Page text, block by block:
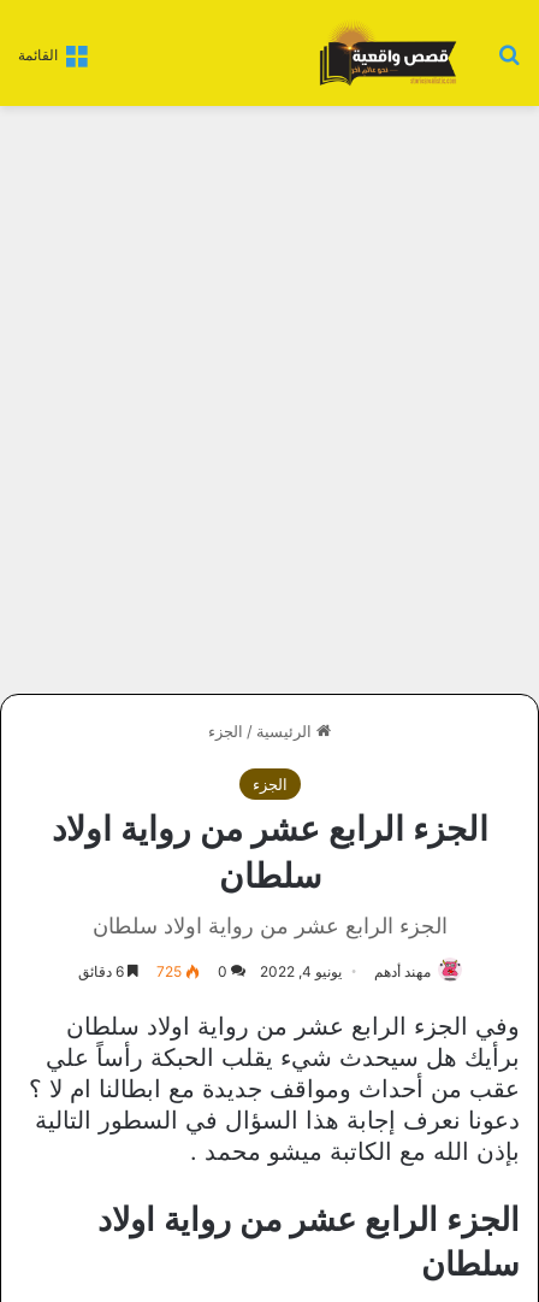
القائمة بحث عن
الرئيسية / الجزء
الجزء
الجزء الرابع عشر من رواية اولاد
سلطان
الجزء الرابع عشر من رواية اولاد سلطان
مهند أدهم يونيو 4, 2022 0
725 6 دقائق
وفي الجزء الرابع عشر من رواية اولاد سلطان
برأيك هل سيحدث شيء يقلب الحبكة رأساً علي
عقب من أحداث ومواقف جديدة مع ابطالنا ام لا ؟
دعونا نعرف إجابة هذا السؤال في السطور التالية
بإذن الله مع الكاتبة ميشو محمد .
الجزء الرابع عشر من رواية اولاد
سلطان